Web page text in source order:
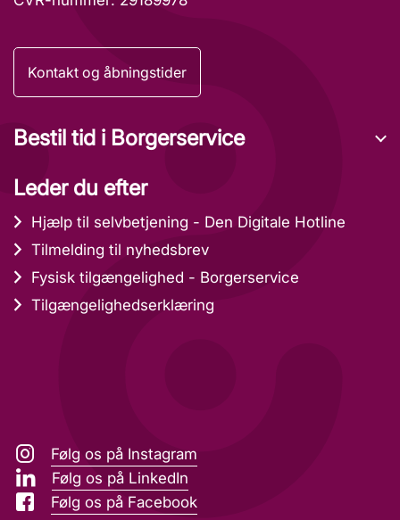
Kontakt og åbningstider
Bestil tid i Borgerservice
Leder du efter
Hjælp til selvbetjening - Den Digitale Hotline
Tilmelding til nyhedsbrev
Fysisk tilgængelighed - Borgerservice
Tilgængelighedserklæring
Følg os på Instagram
Følg os på LinkedIn
Følg os på Facebook